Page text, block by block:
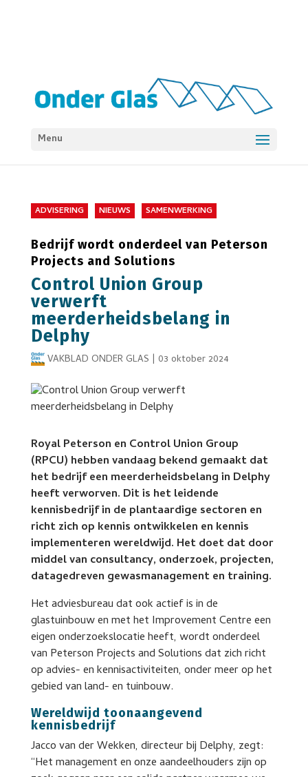
Menu
ADVISERING NIEUWS SAMENWERKING
Bedrijf wordt onderdeel van Peterson
Projects and Solutions
Control Union Group
verwerft
meerderheidsbelang in
Delphy
VAKBLAD ONDER GLAS | 03 oktober 2024
Royal Peterson en Control Union Group
(RPCU) hebben vandaag bekend gemaakt dat
het bedrijf een meerderheidsbelang in Delphy
heeft verworven. Dit is het leidende
kennisbedrijf in de plantaardige sectoren en
richt zich op kennis ontwikkelen en kennis
implementeren wereldwijd. Het doet dat door
middel van consultancy, onderzoek, projecten,
datagedreven gewasmanagement en training.
Het adviesbureau dat ook actief is in de
glastuinbouw en met het Improvement Centre een
eigen onderzoekslocatie heeft, wordt onderdeel
van Peterson Projects and Solutions dat zich richt
op advies- en kennisactiviteiten, onder meer op het
gebied van land- en tuinbouw.
Wereldwijd toonaangevend
kennisbedrijf
Jacco van der Wekken, directeur bij Delphy, zegt:
“Het management en onze aandeelhouders zijn op